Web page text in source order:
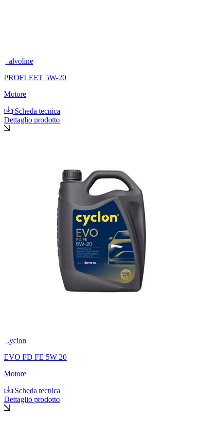
Valvoline
PROFLEET 5W-20
Motore
Scheda tecnica
Dettaglio prodotto
Cyclon
EVO FD FE 5W-20
Motore
Scheda tecnica
Dettaglio prodotto